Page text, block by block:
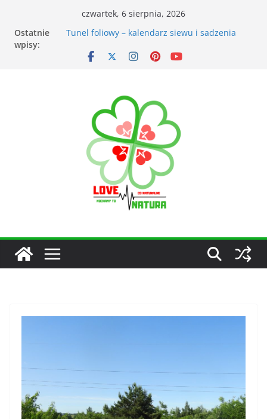
czwartek, 6 sierpnia, 2026
Ostatnie
wpisy:
Przyrządy do pomiarów meteorologicznych
warzyw
Narzędzia ogrodnicze nieocenionym
wsparciem w ogrodzie